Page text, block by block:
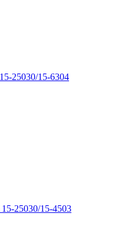
25030/15-6304
25030/15-4503